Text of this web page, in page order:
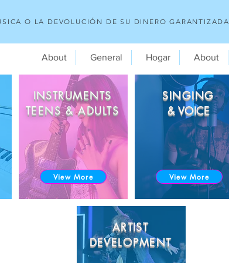
About General Hogar About
O LA DEVOLUCIÓN DE SU DINERO GARANTIZADA
INSTRUMENTS
TEENS & ADULTS
View More
SINGING
& VOICE
View More
ARTIST
DEVELOPMENT